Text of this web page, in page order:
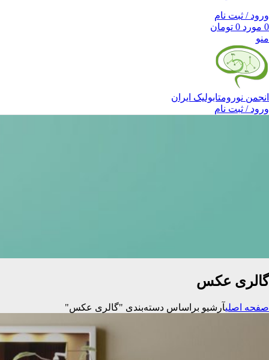
ورود / ثبت نام
0 مورد 0 تومان
منو
انجمن نورومتابولیک ایران
ورود / ثبت نام
گالری عکس
صفحه اصلیآرشیو براساس دسته‌بندی "گالری عکس"